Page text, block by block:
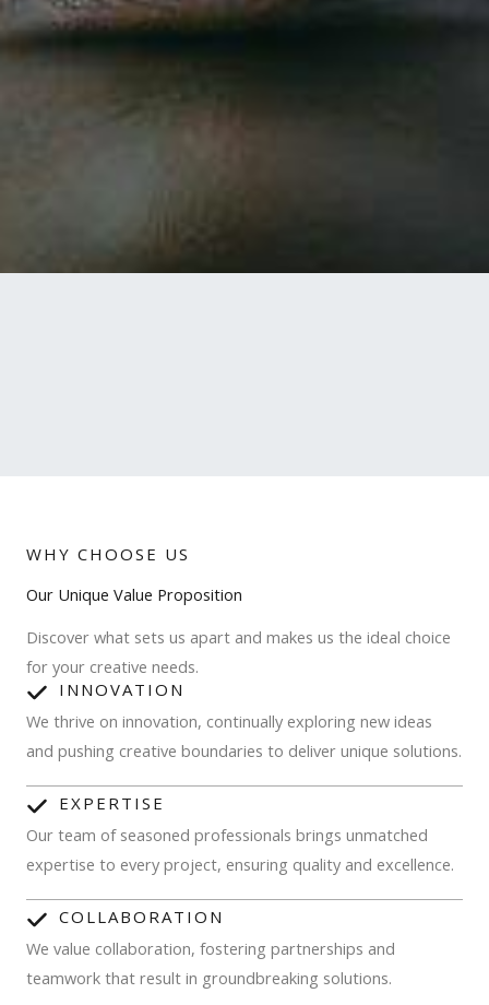
WHY CHOOSE US
Our Unique Value Proposition
Discover what sets us apart and makes us the ideal choice
for your creative needs.
INNOVATION
We thrive on innovation, continually exploring new ideas
and pushing creative boundaries to deliver unique solutions.
EXPERTISE
Our team of seasoned professionals brings unmatched
expertise to every project, ensuring quality and excellence.
COLLABORATION
We value collaboration, fostering partnerships and
teamwork that result in groundbreaking solutions.